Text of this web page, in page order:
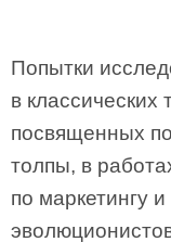
Попытки
в классических
посвященных
толпы, в
по маркетингу